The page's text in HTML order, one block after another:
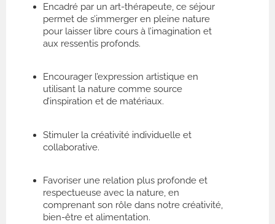
Encadré par un art-thérapeute, ce séjour
permet de s’immerger en pleine nature
pour laisser libre cours à l’imagination et
aux ressentis profonds.
Encourager l’expression artistique en
utilisant la nature comme source
d’inspiration et de matériaux.
Stimuler la créativité individuelle et
collaborative.
Favoriser une relation plus profonde et
respectueuse avec la nature, en
comprenant son rôle dans notre créativité,
bien-être et alimentation.